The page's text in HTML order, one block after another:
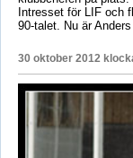
Intresset för LIF och
90-talet. Nu är
30 oktober 2012